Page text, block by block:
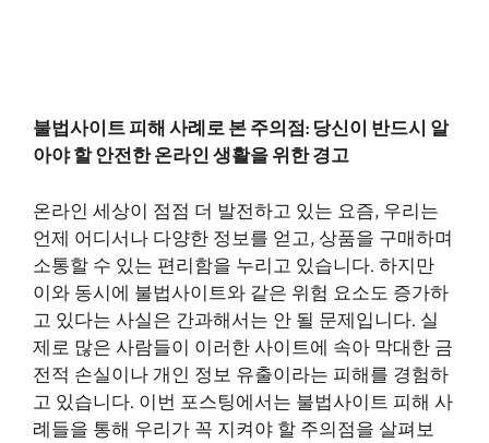
불법사이트 피해 사례로 본 주의점: 당신이 반드시 알
아야 할 안전한 온라인 생활을 위한 경고
온라인 세상이 점점 더 발전하고 있는 요즘, 우리는
언제 어디서나 다양한 정보를 얻고, 상품을 구매하며
소통할 수 있는 편리함을 누리고 있습니다. 하지만
이와 동시에 불법사이트와 같은 위험 요소도 증가하
고 있다는 사실은 간과해서는 안 될 문제입니다. 실
제로 많은 사람들이 이러한 사이트에 속아 막대한 금
전적 손실이나 개인 정보 유출이라는 피해를 경험하
고 있습니다. 이번 포스팅에서는 불법사이트 피해 사
례들을 통해 우리가 꼭 지켜야 할 주의점을 살펴보